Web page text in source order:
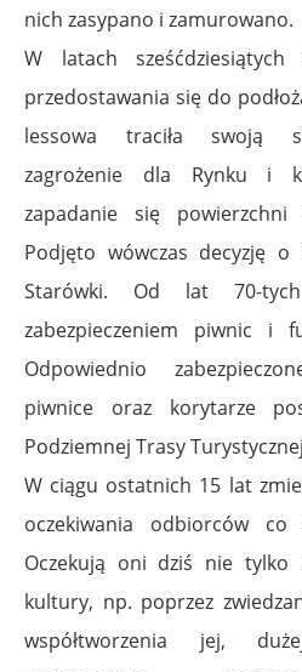
nich zasypano i zamurowano.
W latach
przedostawania się do
lessowa traciła swoją
zagrożenie dla Rynku i
zapadanie się
Podjęto wówczas decyzję o
Starówki. Od lat 70-
zabezpieczeniem piwnic i
Odpowiednio
piwnice oraz korytarze
Podziemnej Trasy
W ciągu ostatnich 15 lat
oczekiwania odbiorców
Oczekują oni dziś nie tylko
kultury, np. poprzez
współtworzenia jej,